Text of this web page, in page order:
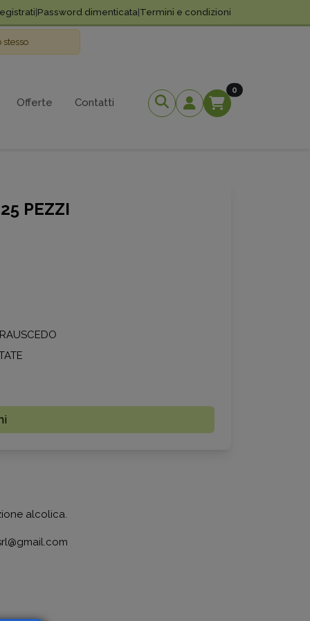
Password dimenticata Termini e condizioni
Offerte Contatti
0 Elementi Nel
PEZZI
alcolica.